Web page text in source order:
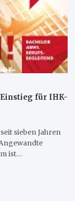
für IHK-
sieben Jahren
ist…